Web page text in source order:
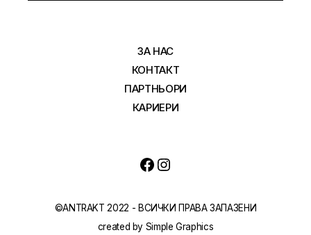
ЗА НАС
КОНТАКТ
ПАРТНЬОРИ
КАРИЕРИ
©ANTRAKT 2022 - ВСИЧКИ ПРАВА ЗАПАЗЕНИ
created by Simple Graphics